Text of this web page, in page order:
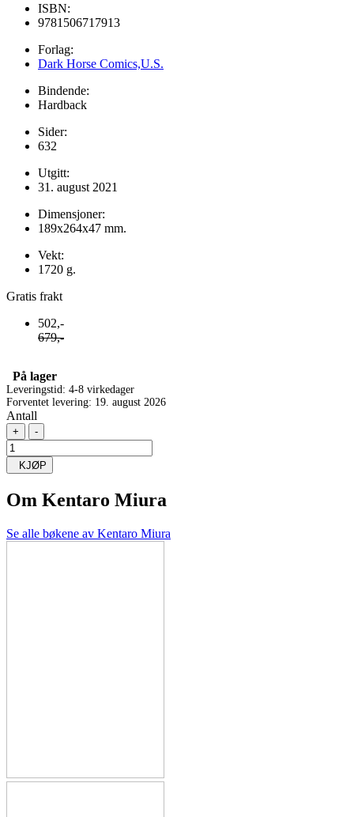
ISBN:
9781506717913
Forlag:
Dark Horse Comics,U.S.
Bindende:
Hardback
Sider:
632
Utgitt:
31. august 2021
Dimensjoner:
189x264x47 mm.
Vekt:
1720 g.
Gratis frakt
502,-
679,-
På lager
Leveringstid: 4-8 virkedager
Forventet levering: 19. august 2026
Antall
+ -
KJØP
Om Kentaro Miura
Se alle bøkene av Kentaro Miura